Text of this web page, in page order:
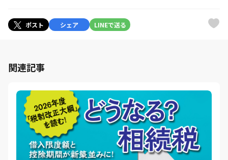
ポスト シェア LINEで送る
関連記事